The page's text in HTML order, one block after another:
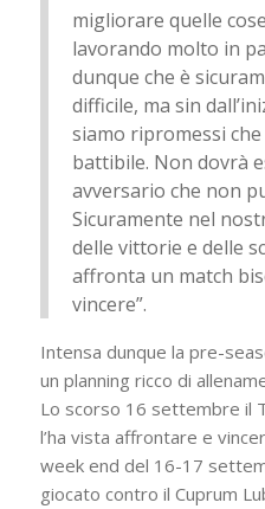
migliorare quelle
lavorando molto in
dunque che è
difficile, ma sin
siamo ripromessi
battibile. Non dovrà
avversario che non
Sicuramente nel
delle vittorie e delle
affronta un match
vincere”.
Intensa dunque la pre-
un planning ricco di
Lo scorso 16 settembre il
l’ha vista affrontare e
week end del 16-17
giocato contro il Cuprum